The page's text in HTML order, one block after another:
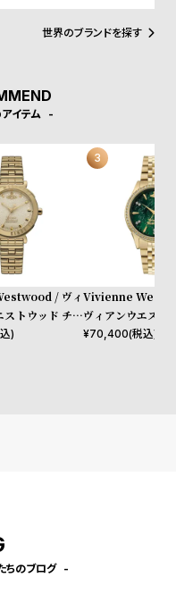
世界のブランドを探す
イテム
/ ヴィ
ストウッド チェ
ース クリーム
)
Vivienne
ヴィアンウエスト
ル ウォレス レデ
¥70,400(税込)
ちのブログ